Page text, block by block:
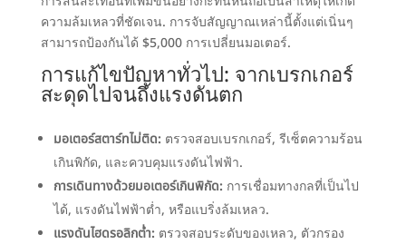
ความล้มเหลวที่ชัดเจน. การจับสัญญาณเหล่านี้ตั้งแต่เนิ่นๆ
สามารถป้องกันได้ $5,000 การเปลี่ยนมอเตอร์.
การแก้ไขปัญหาทั่วไป: จากเบรกเกอร์
สะดุดไปจนถึงแรงดันตก
มอเตอร์สตาร์ทไม่ติด: ตรวจสอบเบรกเกอร์, รีเซ็ตความร้อน
เกินพิกัด, และควบคุมแรงดันไฟฟ้า.
การเดินทางด้วยมอเตอร์เกินพิกัด: การเชื่อมทางกลที่เป็นไป
ได้, แรงดันไฟฟ้าต่ำ, หรือแบริ่งล้มเหลว.
แรงดันไฮดรอลิกต่ำ: ตรวจสอบระดับของเหลว, ตัวกรอง